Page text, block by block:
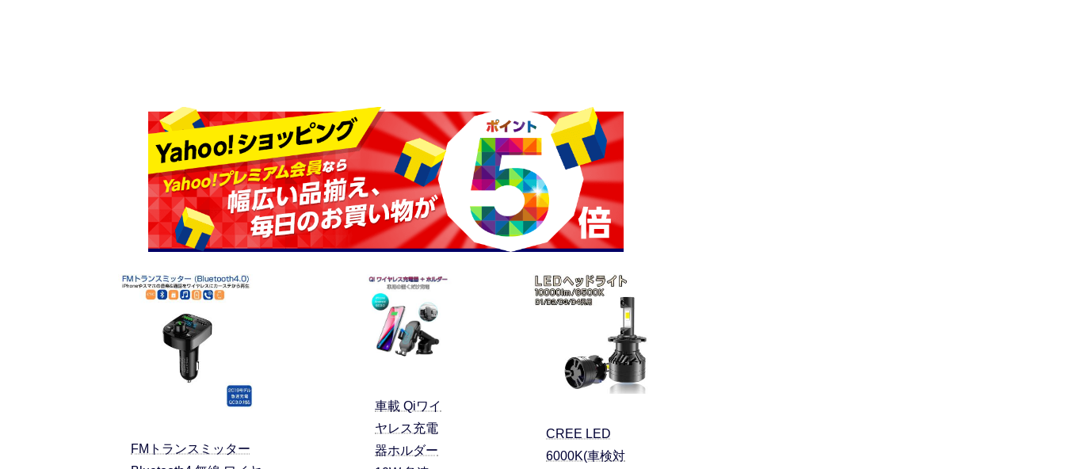
FMトランスミッター
車載 Qiワイ
ヤレス充電
器ホルダー
CREE LED
6000K(車検対